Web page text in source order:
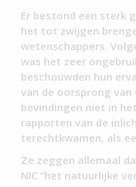
Er bestond een sterk
het tot zwijgen
wetenschappers.
was het zeer
beschouwden hun
van de oorsprong
bevindingen niet in
rapporten van de
terechtkwamen, als
Ze zeggen allemaal
NIC “het natuurlijke